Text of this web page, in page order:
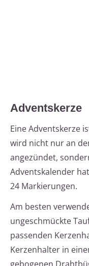
Adventskerze
Eine Adventskerze
wird nicht nur an
angezündet,
Adventskalender
24 Markierungen.
Am besten
ungeschmückte
passenden
Kerzenhalter in